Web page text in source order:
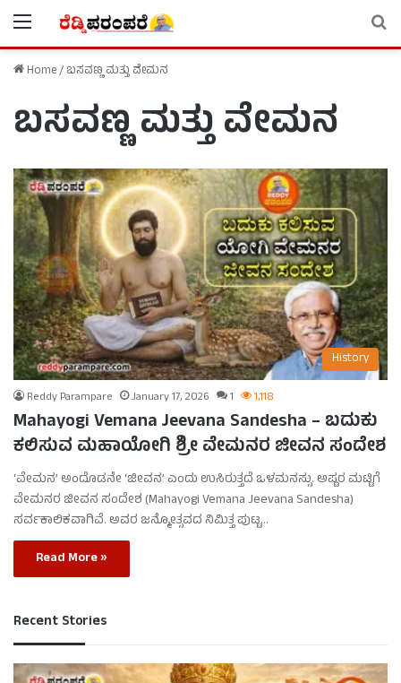
Menu
Home/ಬಸವಣ್ಣ ಮತ್ತು ವೇಮನ
ಬಸವಣ್ಣ ಮತ್ತು ವೇಮನ
History
Reddy Parampare January 17, 2026 1 1,118
Mahayogi Vemana Jeevana Sandesha – ಬದುಕು
ಕಲಿಸುವ ಮಹಾಯೋಗಿ ಶ್ರೀ ವೇಮನರ ಜೀವನ ಸಂದೇಶ
‘ವೇಮನ’ ಅಂದೊಡನೇ ‘ಜೀವನ’ ಎಂದು ಉಸಿರುತ್ತದೆ ಒಳಮನಸ್ಸು. ಅಷ್ಟರ ಮಟ್ಟಿಗೆ
ವೇಮನರ ಜೀವನ ಸಂದೇಶ (Mahayogi Vemana Jeevana Sandesha)
ಸರ್ವಕಾಲಿಕವಾಗಿವೆ. ಅವರ ಜನ್ಮೋತ್ಸವದ ನಿಮಿತ್ತ ಪುಟ್ಟ…
Read More »
Recent Stories